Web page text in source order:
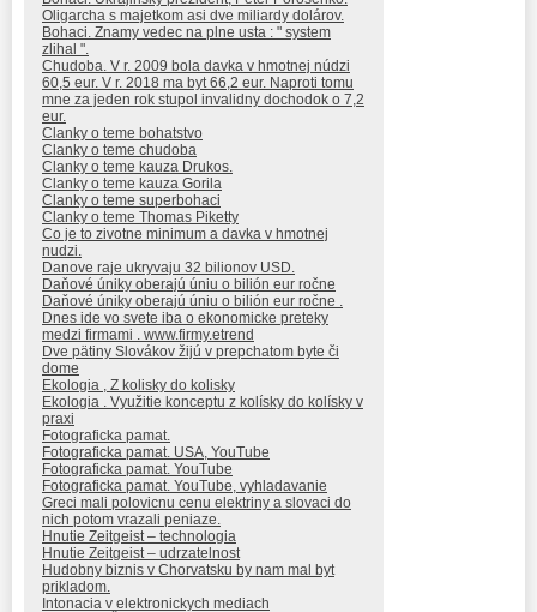
Oligarcha s majetkom asi dve miliardy dolárov.
Bohaci. Znamy vedec na plne usta : " system
zlihal ".
Chudoba. V r. 2009 bola davka v hmotnej núdzi
60,5 eur. V r. 2018 ma byt 66,2 eur. Naproti tomu
mne za jeden rok stupol invalidny dochodok o 7,2
eur.
Clanky o teme bohatstvo
Clanky o teme chudoba
Clanky o teme kauza Drukos.
Clanky o teme kauza Gorila
Clanky o teme superbohaci
Clanky o teme Thomas Piketty
Co je to zivotne minimum a davka v hmotnej
nudzi.
Danove raje ukryvaju 32 bilionov USD.
Daňové úniky oberajú úniu o bilión eur ročne
Daňové úniky oberajú úniu o bilión eur ročne .
Dnes ide vo svete iba o ekonomicke preteky
medzi firmami . www.firmy.etrend
Dve pätiny Slovákov žijú v prepchatom byte či
dome
Ekologia , Z kolisky do kolisky
Ekologia . Využitie konceptu z kolísky do kolísky v
praxi
Fotograficka pamat.
Fotograficka pamat. USA, YouTube
Fotograficka pamat. YouTube
Fotograficka pamat. YouTube, vyhladavanie
Greci mali polovicnu cenu elektriny a slovaci do
nich potom vrazali peniaze.
Hnutie Zeitgeist – technologia
Hnutie Zeitgeist – udrzatelnost
Hudobny biznis v Chorvatsku by nam mal byt
prikladom.
Intonacia v elektronickych mediach